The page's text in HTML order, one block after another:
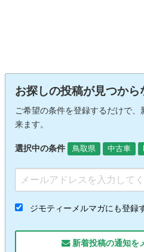
お探しの投稿が見つから
ご希望の条件を登録するだけで
来ます。
選択中の条件 鳥取県 中古車
ジモティーメルマガにも登録
新着投稿の通知を